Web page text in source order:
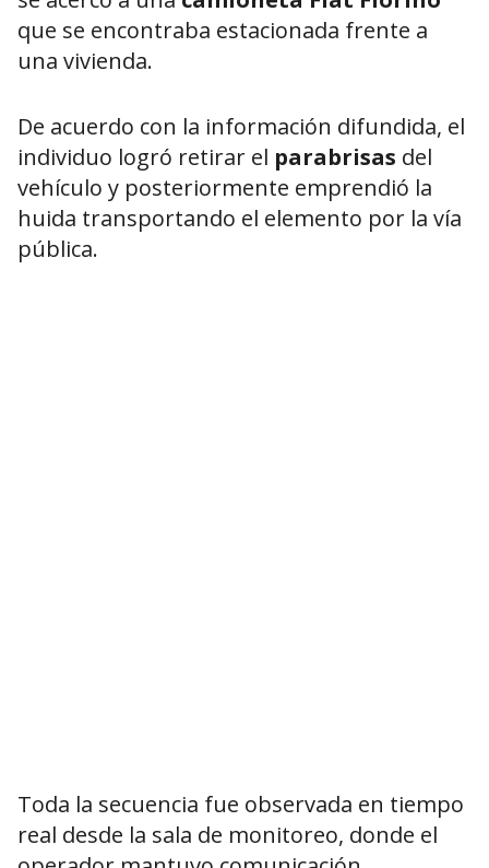
que se encontraba estacionada frente a
una vivienda.
De acuerdo con la información difundida, el
individuo logró retirar el parabrisas del
vehículo y posteriormente emprendió la
huida transportando el elemento por la vía
pública.
Toda la secuencia fue observada en tiempo
real desde la sala de monitoreo, donde el